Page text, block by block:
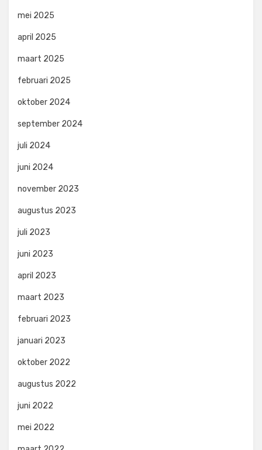
mei 2025
april 2025
maart 2025
februari 2025
oktober 2024
september 2024
juli 2024
juni 2024
november 2023
augustus 2023
juli 2023
juni 2023
april 2023
maart 2023
februari 2023
januari 2023
oktober 2022
augustus 2022
juni 2022
mei 2022